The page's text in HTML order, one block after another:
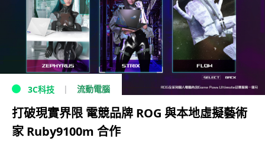
3C科技 流動電腦
打破現實界限 電競品牌 ROG 與本地虛擬藝術
家 Ruby9100m 合作